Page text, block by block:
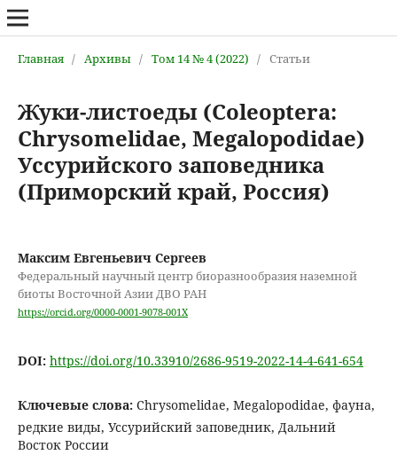
Главная / Архивы / Том 14 № 4 (2022) / Статьи
Жуки-листоеды (Coleoptera:
Chrysomelidae, Megalopodidae)
Уссурийского заповедника
(Приморский край, Россия)
Максим Евгеньевич Сергеев
Федеральный научный центр биоразнообразия наземной
биоты Восточной Азии ДВО РАН
https://orcid.org/0000-0001-9078-001X
DOI: https://doi.org/10.33910/2686-9519-2022-14-4-641-654
Ключевые слова: Chrysomelidae, Megalopodidae, фауна,
редкие виды, Уссурийский заповедник, Дальний
Восток России